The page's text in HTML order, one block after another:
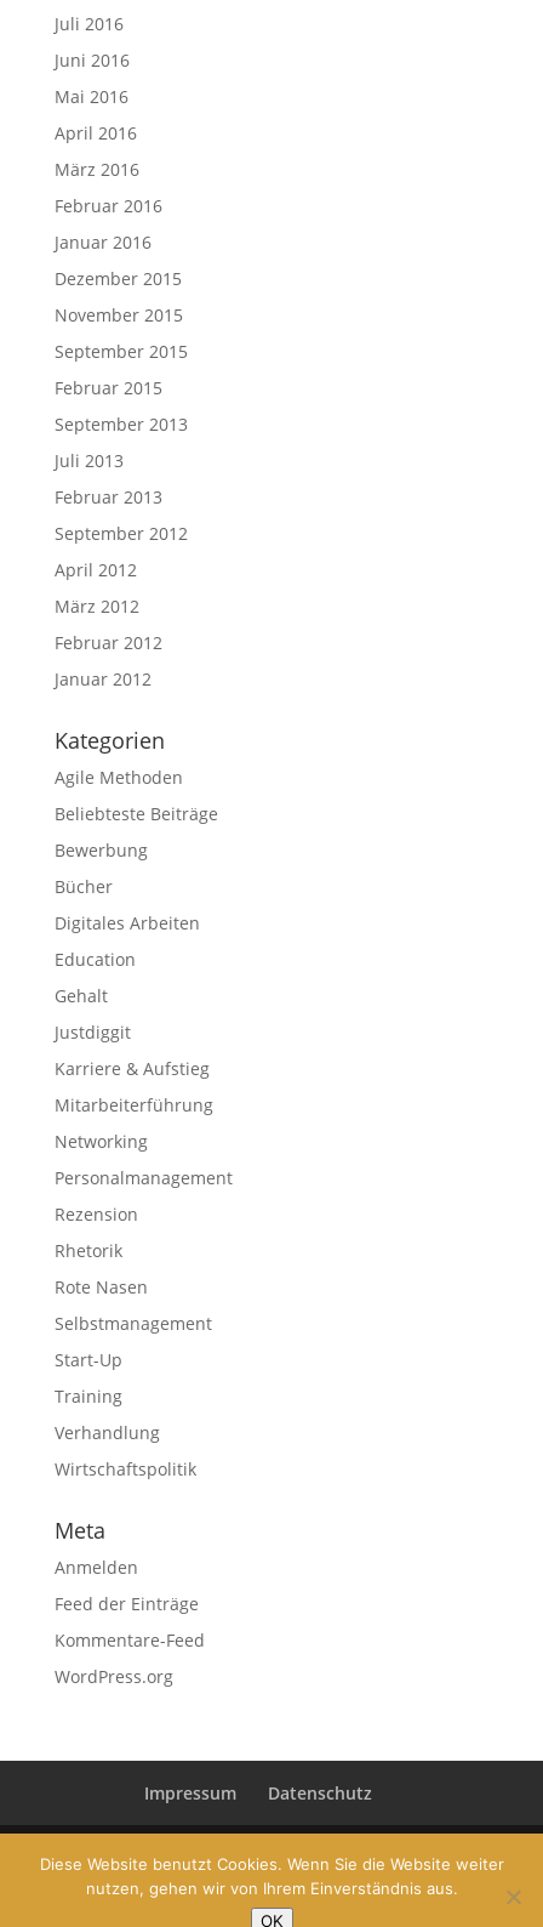
Juli 2016
Juni 2016
Mai 2016
April 2016
März 2016
Februar 2016
Januar 2016
Dezember 2015
November 2015
September 2015
Februar 2015
September 2013
Juli 2013
Februar 2013
September 2012
April 2012
März 2012
Februar 2012
Januar 2012
Kategorien
Agile Methoden
Beliebteste Beiträge
Bewerbung
Bücher
Digitales Arbeiten
Education
Gehalt
Justdiggit
Karriere & Aufstieg
Mitarbeiterführung
Networking
Personalmanagement
Rezension
Rhetorik
Rote Nasen
Selbstmanagement
Start-Up
Training
Verhandlung
Wirtschaftspolitik
Meta
Anmelden
Feed der Einträge
Kommentare-Feed
WordPress.org
Impressum Datenschutz
© 2019 Dr. Conrad Pramböck | Gehaltsberatung und
Diese Website benutzt Cookies. Wenn Sie die Website weiter
nutzen, gehen wir von Ihrem Einverständnis aus.
OK